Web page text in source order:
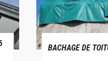
BACHAGE DE